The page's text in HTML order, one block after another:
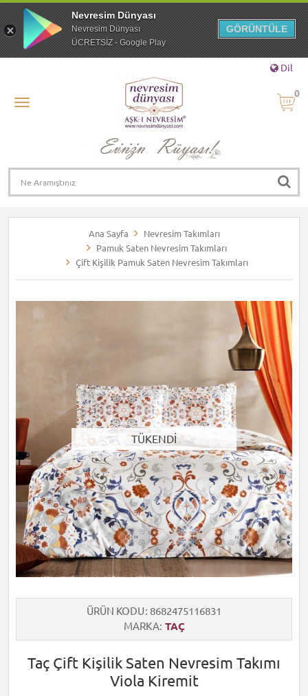
Dil
0
Ana Sayfa
Nevresim Takımları
Pamuk Saten Nevresim Takımları
Çift Kişilik Pamuk Saten Nevresim Takımları
TÜKENDİ
ÜRÜN KODU 8682475116831
MARKA TAÇ
Taç Çift Kişilik Saten Nevresim Takımı
Viola Kiremit
Nevresim Dünyası
Nevresim Dünyası
ÜCRETSİZ - Google Play
GÖRÜNTÜLE